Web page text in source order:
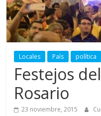
Locales País política
Festejos
Rosario
23 noviembre, 2015